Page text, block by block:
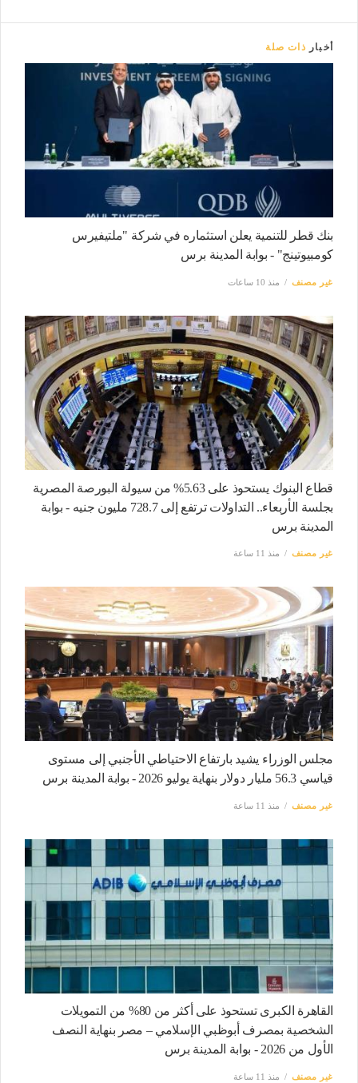
أخبار ذات صلة
بنك قطر للتنمية يعلن استثماره في شركة "ملتيفيرس
كومبيوتينج" - بوابة المدينة برس
غير مصنف منذ 10 ساعات
قطاع البنوك يستحوذ على 5.63% من سيولة البورصة المصرية
بجلسة الأربعاء.. التداولات ترتفع إلى 728.7 مليون جنيه - بوابة
المدينة برس
غير مصنف منذ 11 ساعة
مجلس الوزراء يشيد بارتفاع الاحتياطي الأجنبي إلى مستوى
قياسي 56.3 مليار دولار بنهاية يوليو 2026 - بوابة المدينة برس
غير مصنف منذ 11 ساعة
القاهرة الكبرى تستحوذ على أكثر من 80% من التمويلات
الشخصية بمصرف أبوظبي الإسلامي – مصر بنهاية النصف
الأول من 2026 - بوابة المدينة برس
غير مصنف منذ 11 ساعة